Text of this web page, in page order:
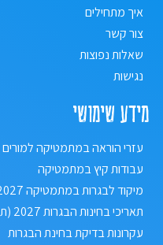
איך מתחילים
צור קשר
שאלות נפוצות
נגישות
מידע שימושי
עזרי הוראה במתמטיקה למורים
עבודות קיץ במתמטיקה
מיקוד לבגרות במתמטיקה 2027
תאריכי בחינות הבגרות 2027 (תשפ"ז)
עקרונות בדיקת בחינת הבגרות